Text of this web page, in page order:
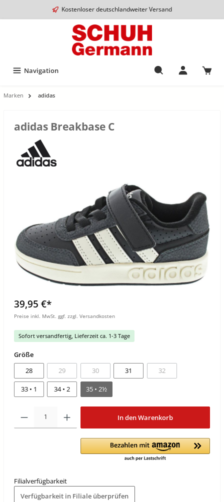
Kostenloser deutschlandweiter Versand
Navigation
Marken adidas
adidas Breakbase C
39,95 €*
Preise inkl. MwSt. ggf. zzgl. Versandkosten
Sofort versandfertig, Lieferzeit ca. 1-3 Tage
Größe
28
29 30 31 32
33 • 1 34 • 2 35 • 2½
In den Warenkorb
Filialverfügbarkeit
Verfügbarkeit in Filiale überprüfen